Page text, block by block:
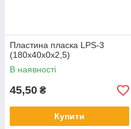
Пластина пласка LPS-3
(180х40х0х2,5)
В наявності
45,50 ₴
Купити